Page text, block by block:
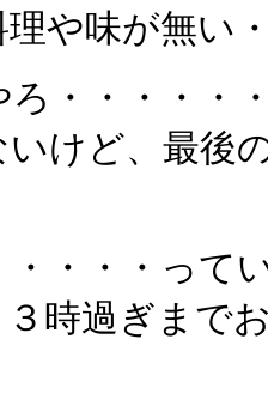
や味が無い
ろ・・・・・
いけど、最後
・・・って
時過ぎまで